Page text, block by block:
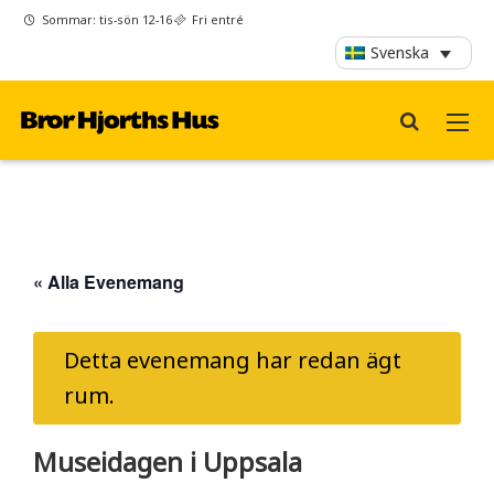
Sommar: tis-sön 12-16 Fri entré
Svenska
« Alla Evenemang
Detta evenemang har redan ägt
rum.
Museidagen i Uppsala